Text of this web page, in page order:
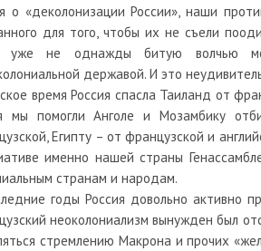
о «деколонизации России», наши
для того, чтобы их не съели
уже не однажды битую волчью
державой. И это
время Россия спасла Таиланд от
мы помогли Анголе и Мозамбику
Египту – от французской и
именно нашей страны
странам и народам.
годы Россия довольно активно
неоколониализм вынужден был
стремлению Макрона и прочих